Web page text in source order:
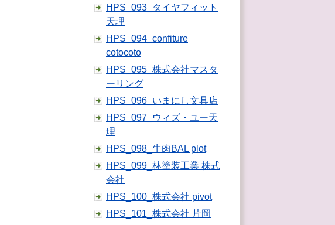
HPS_093_タイヤフィット
天理
HPS_094_confiture
cotocoto
HPS_095_株式会社マスタ
ーリング
HPS_096_いまにし文具店
HPS_097_ウィズ・ユー天
理
HPS_098_牛肉BAL plot
HPS_099_林塗装工業 株式
会社
HPS_100_株式会社 pivot
HPS_101_株式会社 片岡